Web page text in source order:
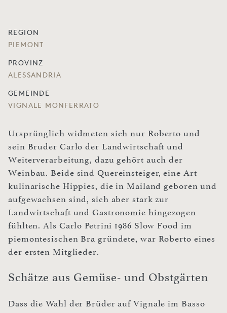
REGION
PIEMONT
PROVINZ
ALESSANDRIA
GEMEINDE
VIGNALE MONFERRATO
Ursprünglich widmeten sich nur Roberto und
sein Bruder Carlo der Landwirtschaft und
Weiterverarbeitung, dazu gehört auch der
Weinbau. Beide sind Quereinsteiger, eine Art
kulinarische Hippies, die in Mailand geboren und
aufgewachsen sind, sich aber stark zur
Landwirtschaft und Gastronomie hingezogen
fühlten. Als Carlo Petrini 1986 Slow Food im
piemontesischen Bra gründete, war Roberto eines
der ersten Mitglieder.
Schätze aus Gemüse- und Obstgärten
Dass die Wahl der Brüder auf Vignale im Basso